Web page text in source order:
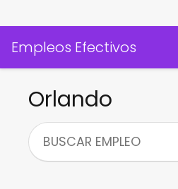
Empleos Efectivos
Orlando